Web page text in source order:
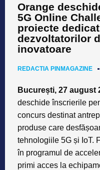
Orange
5G Online
proiecte
dezvoltatorilor
inovatoare
REDACTIA PINMAGAZINE
București, 27 august
deschide înscrierile
concurs destinat
produse care
tehnologiile 5G și IoT.
în programul de
primi acces la